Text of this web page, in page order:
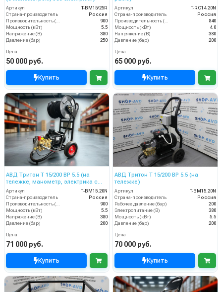
Артикул
T-BM15/25R
Страна-производитель
Россия
Производительность (л/ч)
900
Мощность (кВт)
5.5
Напряжение (В)
380
Давление (бар)
250
Цена
50 000 руб.
Купить
Артикул
T-RС14.20N
Страна-производитель
Россия
Производительность (л/ч)
840
Мощность (кВт)
4.0
Напряжение (В)
380
Давление (бар)
200
Цена
65 000 руб.
Купить
АВД Тритон Т 15/200 BР 5.5 (на
тележке, манометр, электрика с
теплозащитой)
Артикул
Т-BM15.20N
Страна-производитель
Россия
900
Мощность (кВт)
5.5
Напряжение (В)
380
Давление (бар)
200
Цена
71 000 руб.
Купить
АВД Тритон T 15/200 BP 5.5 (на
тележке)
Артикул
T-BM15.20N
Страна-производитель
Россия
Рабочее давление (бар)
200
Электропитание (В)
380
Мощность (кВт)
5.5
Давление (бар)
200
Цена
70 000 руб.
Купить